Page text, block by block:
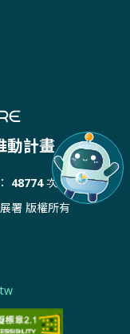
動計畫
48774次
署 版權所有